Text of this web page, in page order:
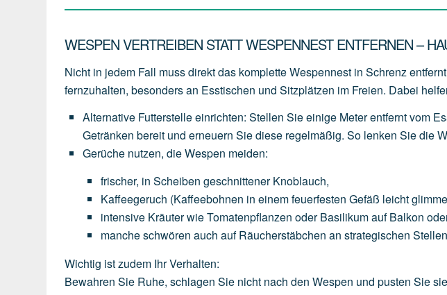
WESPEN VERTREIBEN STATT WESPENNEST ENTFERNEN –
Nicht in jedem Fall muss direkt das komplette Wespennest in Schrenz
fernzuhalten, besonders an Esstischen und Sitzplätzen im Freien. Dabei
Alternative Futterstelle einrichten: Stellen Sieeinige Meterentferntvom
Getränken bereit und erneuern Siediese regelmäßig. So lenken Siedie
Gerüche nutzen, die Wespen meiden:
frischer, in Scheiben geschnittener Knoblauch,
Kaffeegeruch (Kaffeebohnen in einemfeuerfesten Gefäß leicht
intensive KräuterwieTomatenpflanzen oder Basilikumauf Balkon
mancheschwören auch auf Räucherstäbchen an strategischen
Wichtig ist zudem Ihr Verhalten:
Bewahren Sie Ruhe, schlagen Sie nicht nach den Wespen und pusten Sie